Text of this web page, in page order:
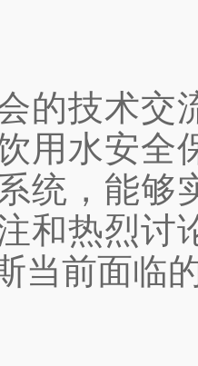
的技术交
用水安全
统，能够
和热烈讨
当前面临